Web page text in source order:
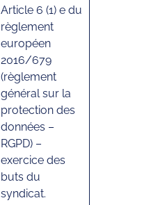
Article 6 (1) e du
règlement
européen
2016/679
(règlement
général sur la
protection des
données –
RGPD) –
exercice des
buts du
syndicat.